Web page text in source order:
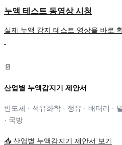
누액 테스트 동영상 시청
실제 누액 감지 테스트 영상을 바로
📄
산업별 누액감지기 제안서
반도체 · 석유화학 · 정유 · 배터리 ·
· 국방
📥 산업별 누액감지기 제안서 보기